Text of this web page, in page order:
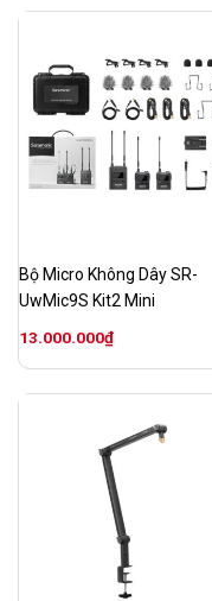
Bộ Micro Không Dây SR-
UwMic9S Kit2 Mini
13.000.000₫